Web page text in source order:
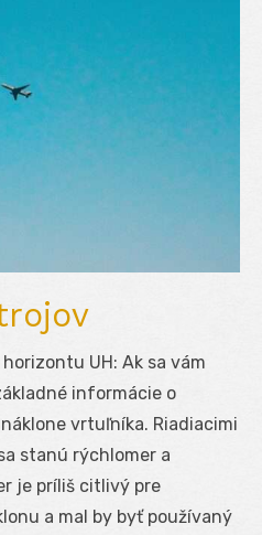
UH: Ak sa vám
informácie o
vrtuľníka. Riadiacimi
stanú rýchlomer a
je príliš citlivý pre
a mal by byť používaný